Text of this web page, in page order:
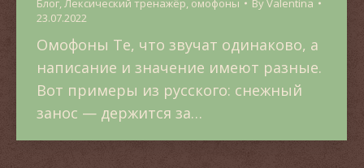
Блог,Лексический тренажёр, омофоны ByValentina
23.07.2022
Омофоны Те, что звучат одинаково, а
написание и значение имеют разные.
Вот примеры из русского: снежный
занос — держится за…